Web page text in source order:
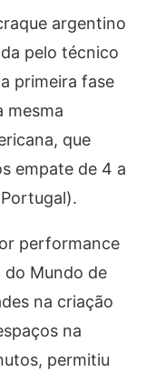
argentino
pelo técnico
primeira fase
mesma
que
empate de 4 a
performance
do Mundo de
na criação
na
permitiu